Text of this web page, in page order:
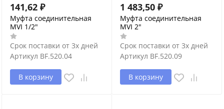
141,62 ₽
Муфта соединительная
MVI 1/2"
Срок поставки от 3х дней
Артикул BF.520.04
В корзину
1 483,50 ₽
Муфта соединительная
MVI 2"
Срок поставки от 3х дней
Артикул BF.520.09
В корзину